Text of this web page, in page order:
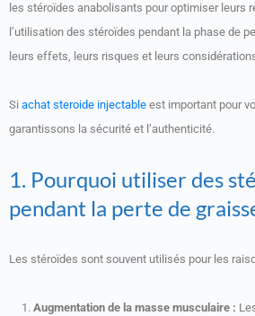
les stéroïdes anabolisants pour optimiser leurs
l’utilisation des stéroïdes pendant la phase de
leurs effets, leurs risques et leurs
Si achat steroide injectable est important pour
garantissons la sécurité et l’authenticité.
1. Pourquoi utiliser des
pendant la perte de
Les stéroïdes sont souvent utilisés pour les
Augmentation de la masse musculaire :